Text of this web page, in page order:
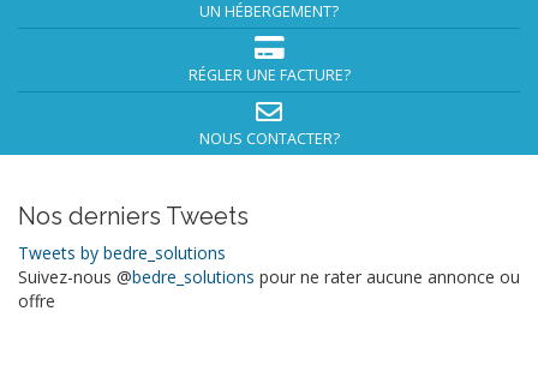
UN HÉBERGEMENT?
RÉGLER UNE FACTURE?
NOUS CONTACTER?
Nos derniers Tweets
Tweets by bedre_solutions
Suivez-nous @bedre_solutions pour ne rater aucune annonce ou
offre